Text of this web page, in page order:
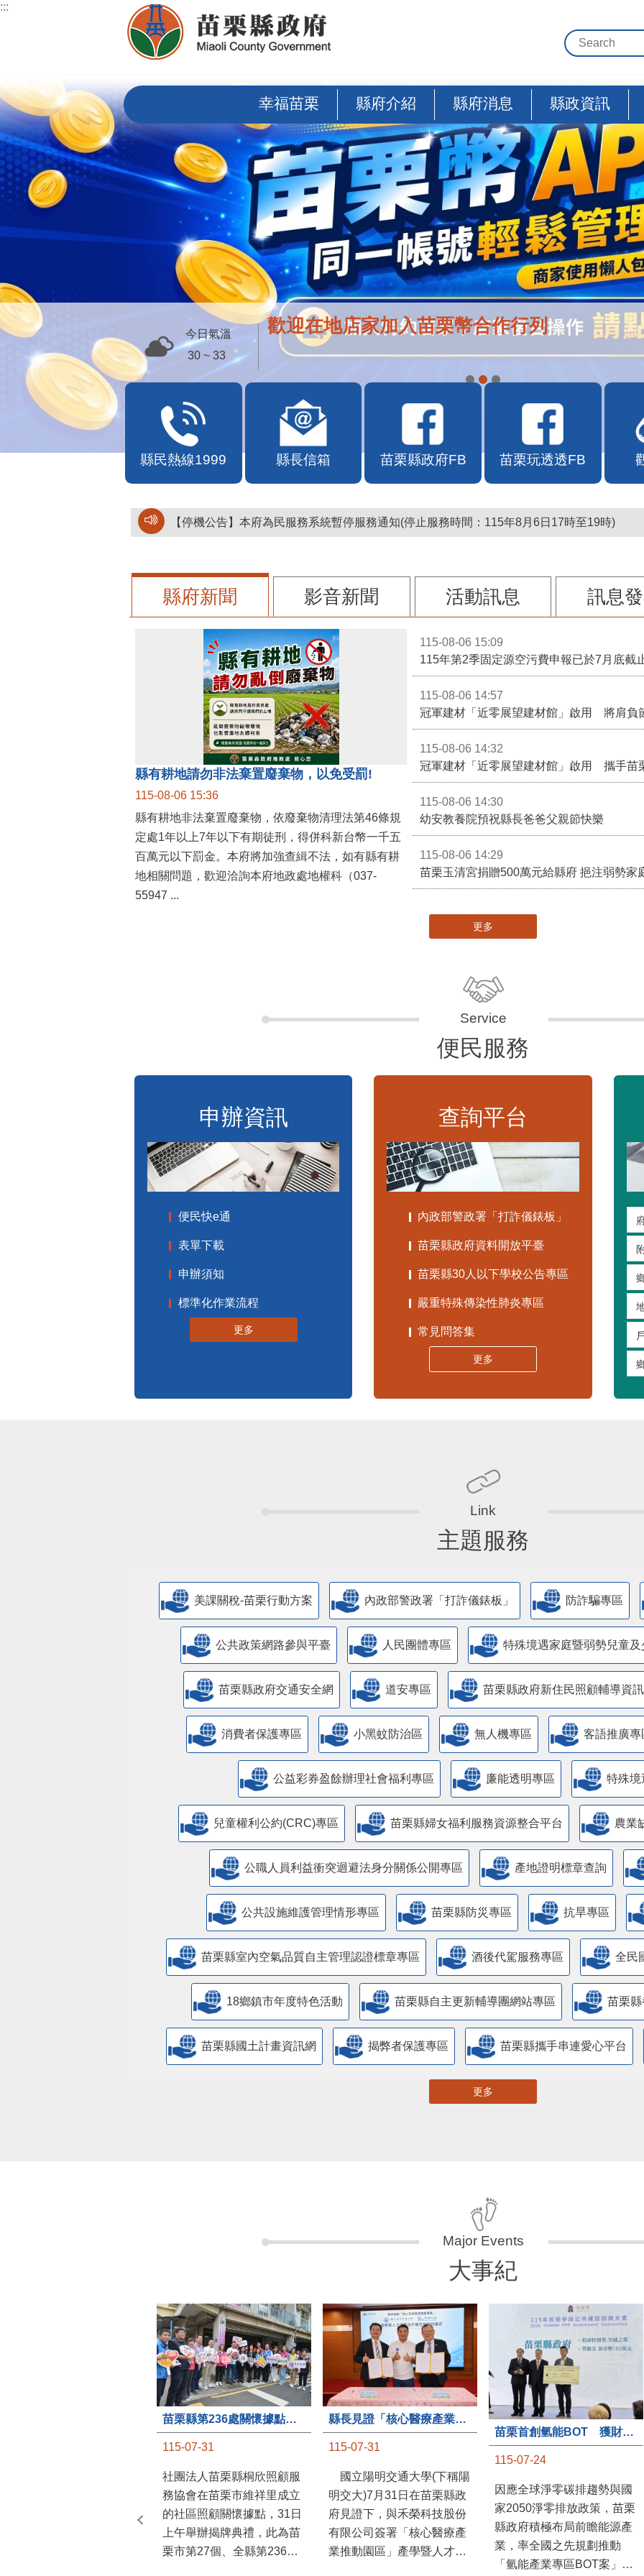
跳到主要內容區塊
:::
幸福苗栗 縣府介紹 縣府消息 縣政資訊
歡迎在地店家加入苗栗幣合作行列
今日氣溫
30 ~ 33
縣民熱線1999 縣長信箱 苗栗縣政府FB 苗栗玩透透FB
【停機公告】本府為民服務系統暫停服務通知(停止服務時間：115年8月6日17時至19時)
縣府新聞 影音新聞 活動訊息 訊息
縣有耕地請勿非法棄置廢棄物，以免受罰!
115-08-06 15:36
縣有耕地非法棄置廢棄物，依廢棄物清理法第46條規
定處1年以上7年以下有期徒刑，得併科新台幣一千五
百萬元以下罰金。本府將加強查緝不法，如有縣有耕
地相關問題，歡迎洽詢本府地政處地權科（037-
55947 ...
115-08-06 15:09
115-08-06 14:57
冠軍建材「近零展望建材館」啟用 將肩負
115-08-06 14:32
冠軍建材「近零展望建材館」啟用 攜手苗
115-08-06 14:30
幼安教養院預祝縣長爸爸父親節快樂
115-08-06 14:29
苗栗玉清宮捐贈500萬元給縣府 挹注弱勢家
更多
便民服務
申辦資訊
便民快e通
表單下載
申辦須知
標準化作業流程
更多
查詢平台
內政部警政署「打詐儀錶板」
苗栗縣政府資料開放平臺
苗栗縣30人以下學校公告專區
嚴重特殊傳染性肺炎專區
常見問答集
更多
主題服務
美課關稅-苗栗行動方案 內政部警政署「打詐儀錶板」 防詐騙專區
公共政策網路參與平臺 人民團體專區 特殊境遇家庭暨弱勢兒童
苗栗縣政府交通安全網 道安專區 苗栗縣政府新住民照顧輔導資
消費者保護專區 小黑蚊防治區 無人機專區 客語推廣專
公益彩券盈餘辦理社會福利專區 廉能透明專區 特殊境
兒童權利公約(CRC)專區 苗栗縣婦女福利服務資源整合平台 農業
公職人員利益衝突迴避法身分關係公開專區 產地證明標章查詢
​公共設施維護管理情形專區 苗栗縣防災專區 抗旱專區
苗栗縣室內空氣品質自主管理認證標章專區 酒後代駕服務專區 全民
18鄉鎮市年度特色活動 苗栗縣自主更新輔導團網站專區 苗栗
苗栗縣國土計畫資訊網 揭弊者保護專區 苗栗縣攜手串連愛心平台
更多
大事紀
苗栗縣第236處關懷據點在苗栗市維祥里揭牌
115-07-31
社團法人苗栗縣桐欣照顧服
務協會在苗栗市維祥里成立
的社區照顧關懷據點，31日
上午舉辦揭牌典禮，此為苗
栗市第27個、全縣第236處
縣長見證「核心醫療產業推動園區」產學合作簽約儀式
115-07-31
國立陽明交通大學(下稱陽
明交大)7月31日在苗栗縣政
府見證下，與禾榮科技股份
有限公司簽署「核心醫療產
業推動園區」產學暨人才培
苗栗首創氫能BOT 獲財政部「突破之翼」肯定
115-07-24
因應全球淨零碳排趨勢與國
家2050淨零排放政策，苗栗
縣政府積極布局前瞻能源產
業，率全國之先規劃推動
「氫能產業專區BOT案」，